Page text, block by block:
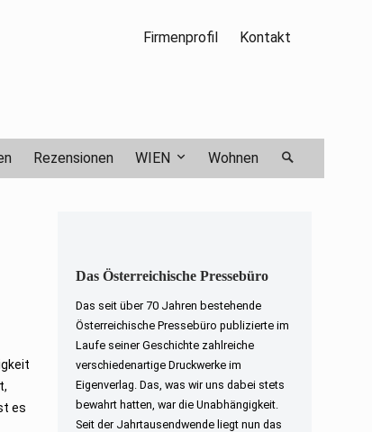
Firmenprofil Kontakt
Rezensionen WIEN Wohnen
es
Das Österreichische Pressebüro
Das seit über 70 Jahren bestehende
Österreichische Pressebüro publizierte im
Laufe seiner Geschichte zahlreiche
verschiedenartige Druckwerke im
Eigenverlag. Das, was wir uns dabei stets
bewahrt hatten, war die Unabhängigkeit.
Seit der Jahrtausendwende liegt nun das